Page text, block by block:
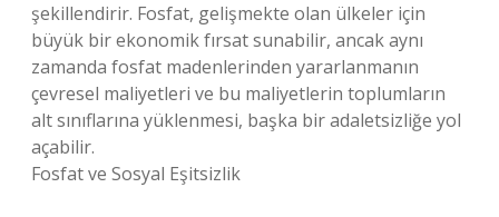
şekillendirir. Fosfat, gelişmekte olan ülkeler için
büyük bir ekonomik fırsat sunabilir, ancak aynı
zamanda fosfat madenlerinden yararlanmanın
çevresel maliyetleri ve bu maliyetlerin toplumların
alt sınıflarına yüklenmesi, başka bir adaletsizliğe yol
açabilir.
Fosfat ve Sosyal Eşitsizlik